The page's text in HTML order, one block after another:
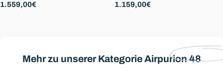
Regulärer
1.559,00€
Regulärer
1.159,00€
Mehr zu unserer KategorieAirpurion 48